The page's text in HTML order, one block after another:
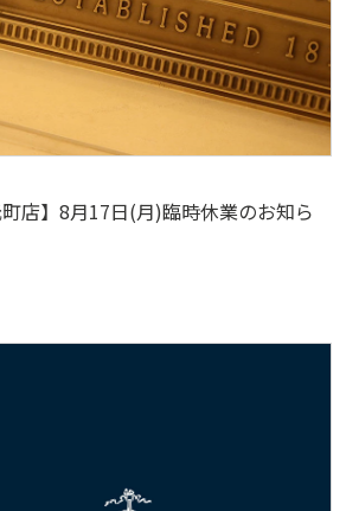
町店】8月17日(月)臨時休業のお知ら